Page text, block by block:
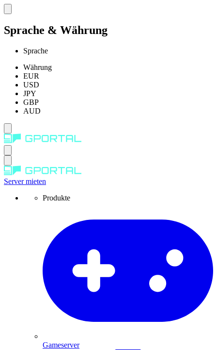
Sprache & Währung
Sprache
Währung
EUR
USD
JPY
GBP
AUD
Server mieten
Produkte
Gameserver